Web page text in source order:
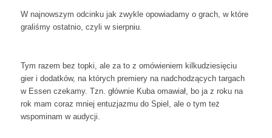
W najnowszym odcinku jak zwykle opowiadamy o grach, w które
graliśmy ostatnio, czyli w sierpniu.
Tym razem bez topki, ale za to z omówieniem kilkudziesięciu
gier i dodatków, na których premiery na nadchodzących targach
w Essen czekamy. Tzn. głównie Kuba omawiał, bo ja z roku na
rok mam coraz mniej entuzjazmu do Spiel, ale o tym też
wspominam w audycji.